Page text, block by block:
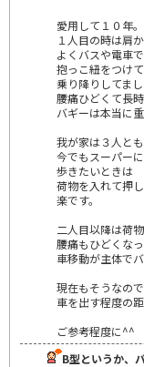
愛用して１０年
１人目の時は肩
よくバスや電車
抱っこ紐をつけ
乗り降りしてまし
腰痛ひどくて長
バギーは本当に重
我が家は３人と
今でもスーパー
歩きたいときは
荷物を入れて押
楽です。
二人目以降は荷
腰痛もひどくな
車移動が主体で
現在もそうなの
車を出す程度の
ご参考程度に^^
B型というか、